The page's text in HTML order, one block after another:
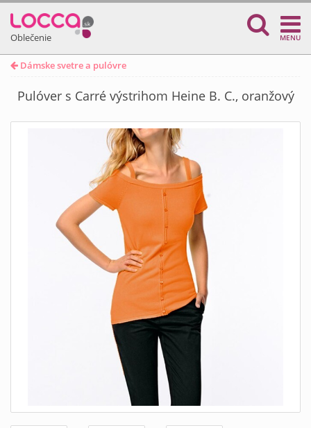
Oblečenie MENU
Dámske svetre a pulóvre
Pulóver s Carré výstrihom Heine B. C., oranžový